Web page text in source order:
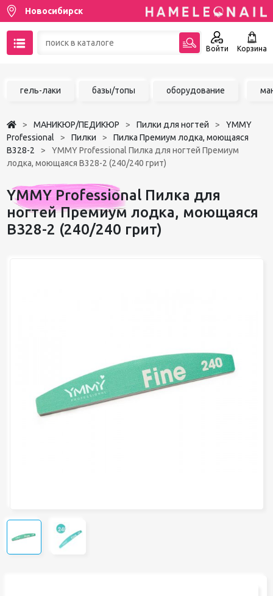
Новосибирск
Войти Корзина
Чат в MAX
Акции
Избранное
гель-лаки базы/топы оборудование
МАНИКЮР/ПЕДИКЮР Пилки для ногтей
YMMY
Professional
Пилки
Пилка Премиум лодка, моющаяся
B328-2
YMMY Professional Пилка для ногтей Премиум
лодка, моющаяся B328-2 (240/240 грит)
YMMY Professional Пилка для
ногтей Премиум лодка, моющаяся
B328-2 (240/240 грит)